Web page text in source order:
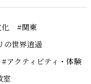
#関東
の世界逍遥
#アクティビティ・体験
室